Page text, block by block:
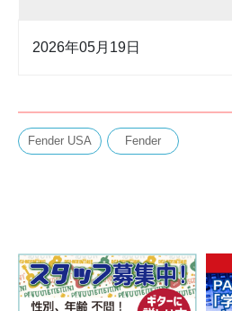
2026年05月19日
Fender USA Fender